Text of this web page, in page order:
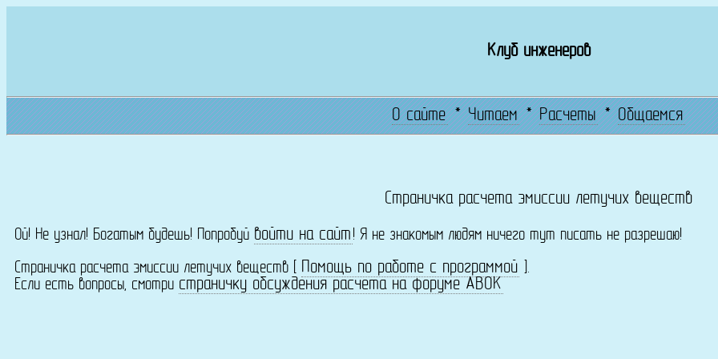
Клуб инженеров
О сайте*Читаем*Расчеты*Общаемся
Страничка расчета эмиссии летучих веществ
Ой! Не узнал! Богатым будешь! Попробуй войти на сайт ! Я не знакомым людям ничего тут писать не разрешаю!
Страничка расчета эмиссии летучих веществ [ Помощь по работе с программой ].
Если есть вопросы, смотри страничку обсуждения расчета на форуме АВОК